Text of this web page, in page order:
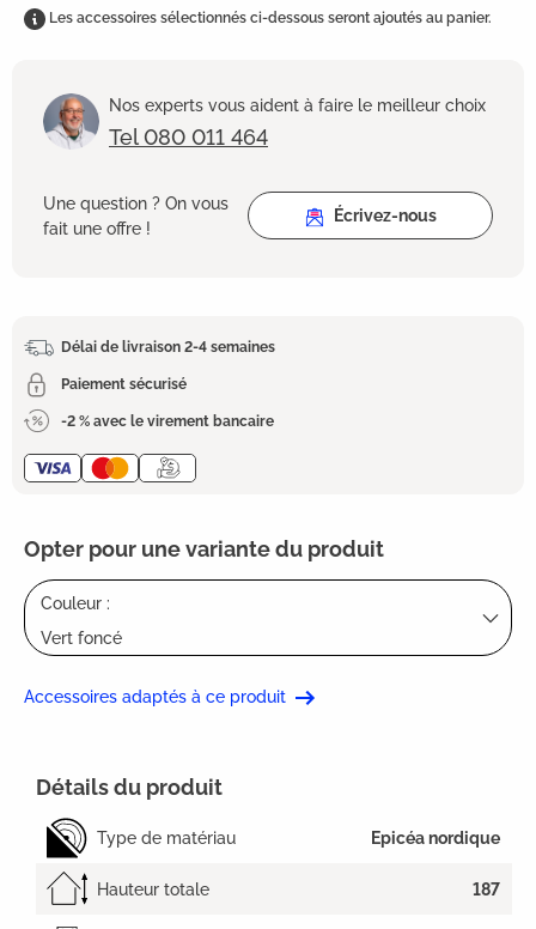
Les accessoires sélectionnés ci-dessous seront ajoutés au panier.
Nos experts vous aident à faire le meilleur choix
Tel 080 011 464
Une question ? On vous
fait une offre !
Écrivez-nous
Délai de livraison 2-4 semaines
Paiement sécurisé
-2 % avec le virement bancaire
Opter pour une variante du produit
Couleur :
Vert foncé
Accessoires adaptés à ce produit
Détails du produit
Type de matériau Epicéa nordique
Hauteur totale 187